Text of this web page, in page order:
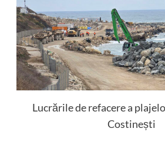
Lucrările de refacere a
Costinești